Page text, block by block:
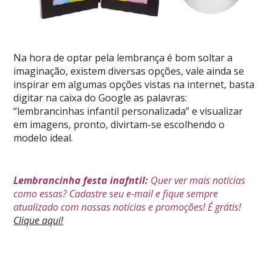
Na hora de optar pela lembrança é bom soltar a
imaginação, existem diversas opções, vale ainda se
inspirar em algumas opções vistas na internet, basta
digitar na caixa do Google as palavras:
“lembrancinhas infantil personalizada” e visualizar
em imagens, pronto, divirtam-se escolhendo o
modelo ideal.
Lembrancinha festa inafntil: Quer ver mais notícias
como essas? Cadastre seu e-mail e fique sempre
atualizado com nossas notícias e promoções! É grátis!
Clique aqui!